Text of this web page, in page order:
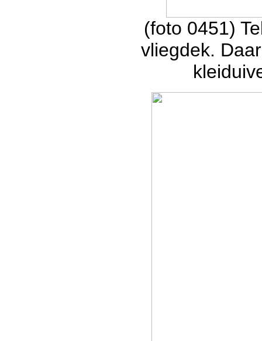
(foto 0451)
vliegdek.